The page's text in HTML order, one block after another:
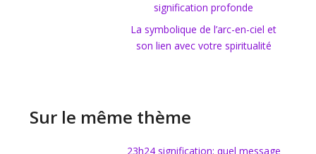
signification profonde
La symbolique de l’arc-en-ciel et
son lien avec votre spiritualité
Sur le même thème
23h24 signification: quel message